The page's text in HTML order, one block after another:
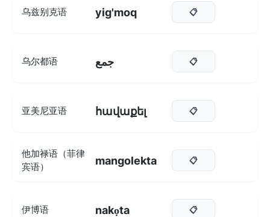
乌兹别克语 yig'moq 📋
乌尔都语 جمع 📋
亚美尼亚语 հավաքել 📋
他加禄语（菲律
宾语）
mangolekta 📋
伊博语 nakọta 📋